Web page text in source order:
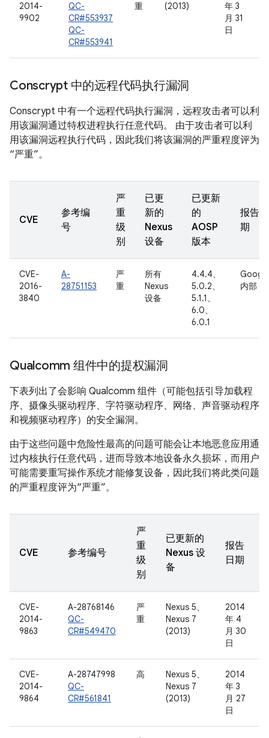
2014-
9902
QC-
CR#553937
QC-
CR#553941
重
(2013)
年 3
月 31
日
Conscrypt 中的远程代码执行漏洞
Conscrypt 中有一个远程代码执行漏洞，远程攻击者可以利
用该漏洞通过特权进程执行任意代码。 由于攻击者可以利
用该漏洞远程执行代码，因此我们将该漏洞的严重程度评为
“严重”。
CVE
参考编
号
严
重
级
别
已更
新的
Nexus
设备
已更新
的
AOSP
版本
报告日
期
CVE-
2016-
3840
A-
28751153
严
重
所有
Nexus
设备
4.4.4、
5.0.2、
5.1.1、
6.0、
6.0.1
Google
内部
Qualcomm 组件中的提权漏洞
下表列出了会影响 Qualcomm 组件（可能包括引导加载程
序、摄像头驱动程序、字符驱动程序、网络、声音驱动程序
和视频驱动程序）的安全漏洞。
由于这些问题中危险性最高的问题可能会让本地恶意应用通
过内核执行任意代码，进而导致本地设备永久损坏，而用户
可能需要重写操作系统才能修复设备，因此我们将此类问题
的严重程度评为“严重”。
CVE 参考编号
严
重
级
别
已更新的
Nexus 设
备
报告
日期
CVE-
2014-
9863
A-28768146
QC-
CR#549470
严
重
Nexus 5、
Nexus 7
(2013)
2014
年 4
月 30
日
CVE-
2014-
9864
A-28747998
QC-
CR#561841
高
Nexus 5、
Nexus 7
(2013)
2014
年 3
月 27
日